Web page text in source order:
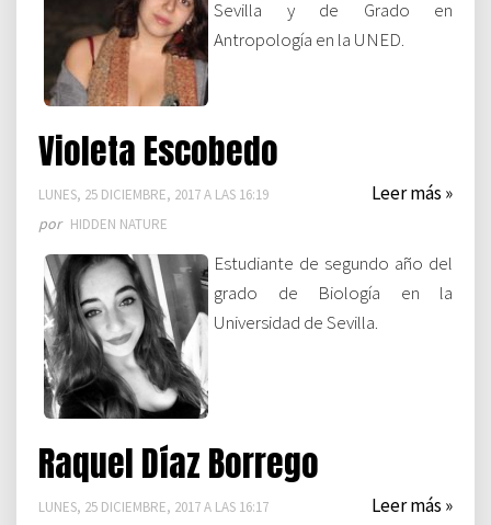
Sevilla y de Grado en
Antropología en la UNED.
Violeta Escobedo
Leer más »
LUNES, 25 DICIEMBRE, 2017 A LAS 16:19
por HIDDEN NATURE
Estudiante de segundo año del
grado de Biología en la
Universidad de Sevilla.
Raquel Díaz Borrego
Leer más »
LUNES, 25 DICIEMBRE, 2017 A LAS 16:17